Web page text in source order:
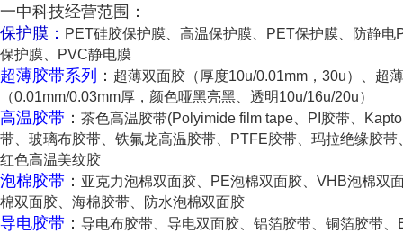
一中科技经营范围：
保护膜： PET硅胶保护膜、高温保护膜、PET保护膜、防静
保护膜、PVC静电膜
超薄胶带系列 ： 超薄双面胶（厚度10u/0.01mm，30u）、超
（0.01mm/0.03mm厚，颜色哑黑亮黑、透明10u/16u/20u）
高温胶带 ： 茶色高温胶带(Polyimide film tape、PI胶带、
带、玻璃布胶带、铁氟龙高温胶带、PTFE胶带、玛拉绝缘胶
红色高温美纹胶
泡棉胶带 ： 亚克力泡棉双面胶、PE泡棉双面胶、VHB泡棉双
棉双面胶、海棉胶带、防水泡棉双面胶
导电胶带 ： 导电布胶带、导电双面胶、铝箔胶带、铜箔胶带